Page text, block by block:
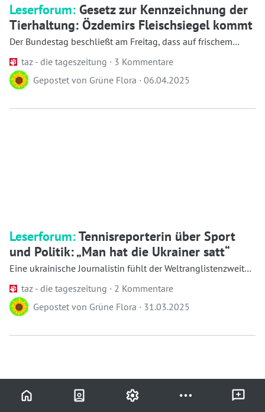
Leserforum: Gesetz zur Kennzeichnung der
Tierhaltung: Özdemirs Fleischsiegel kommt
Der Bundestag beschließt am Freitag, dass auf frischem
taz - die tageszeitung · 3 Kommentare
Gepostet von Grüne Flora · 06.04.2025
Leserforum:Tennisreporterin über Sport
und Politik: „Man hat die Ukrainer satt“
Eine ukrainische Journalistin fühlt der Weltranglistenzweiten
taz - die tageszeitung · 2 Kommentare
Gepostet von Grüne Flora · 31.03.2025